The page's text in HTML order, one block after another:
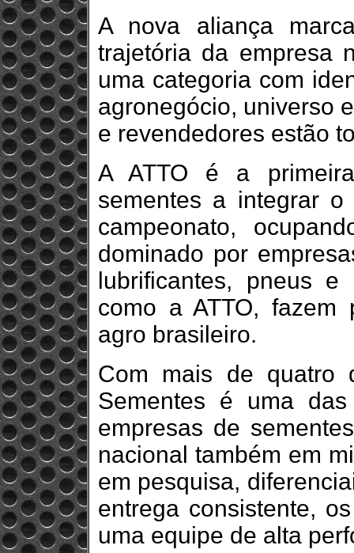
A nova aliança
trajetória da empresa
uma categoria com
agronegócio, universo
e revendedores estão
A ATTO é a
sementes a integrar
campeonato,
dominado por
lubrificantes, pneus
como a ATTO, fazem
agro brasileiro.
Com mais de quatro
Sementes é uma
empresas de
nacional também em
em pesquisa,
entrega consistente,
uma equipe de alta